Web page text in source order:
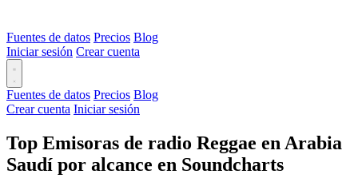
Fuentes de datos Precios Blog
Iniciar sesión Crear cuenta
Fuentes de datos Precios Blog
Crear cuenta Iniciar sesión
Top Emisoras de radio Reggae en Arabia
Saudí por alcance en Soundcharts